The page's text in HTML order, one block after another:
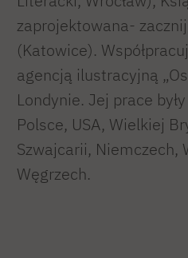
zaprojektowana-
(Katowice).
agencją ilustracyjną
Londynie. Jej prace
Polsce, USA, Wielkiej
Szwajcarii, Niemczech,
Węgrzech.